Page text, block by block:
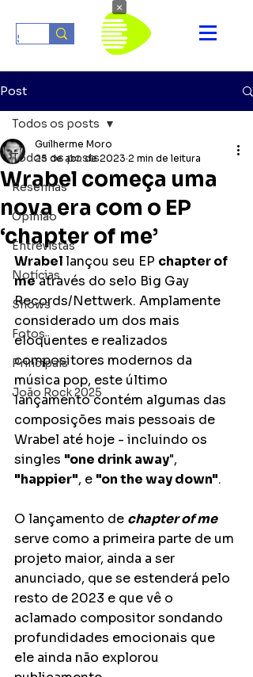
Post
Todos os posts
Resenhas
Opinião
Entrevistas
Notícias
Shows
Fotos
Principais
João Rock 2025
Todos os posts
Wrabel começa uma
nova era com o EP
‘chapter of me’
Guilherme Moro
25 de abr. de 2023 2 min de leitura
Wrabel lançou seu EP chapter of
me através do selo Big Gay
Records/Nettwerk. Amplamente
considerado um dos mais
eloqüentes e realizados
compositores modernos da
música pop, este último
lançamento contém algumas das
composições mais pessoais de
Wrabel até hoje - incluindo os
singles "one drink away",
"happier", e "on the way down".
O lançamento de chapter of me
serve como a primeira parte de um
projeto maior, ainda a ser
anunciado, que se estenderá pelo
resto de 2023 e que vê o
aclamado compositor sondando
profundidades emocionais que
ele ainda não explorou
×